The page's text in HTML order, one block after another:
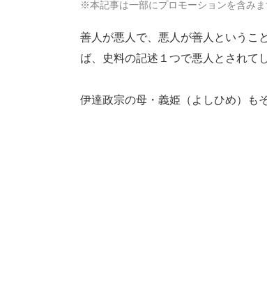
※本記事は一部にプロモーションを含みま
善人が悪人で、悪人が善人というこ
ば、史料の記述１つで悪人とされて
伊達政宗の母・義姫（よしひめ）も